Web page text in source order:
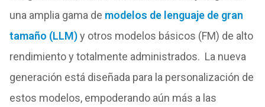
una amplia gama de modelos de lenguaje de gran
tamaño (LLM)y otros modelos básicos (FM) de alto
rendimiento y totalmente administrados. La nueva
generación está diseñada para la personalización de
estos modelos, empoderando aún más a las